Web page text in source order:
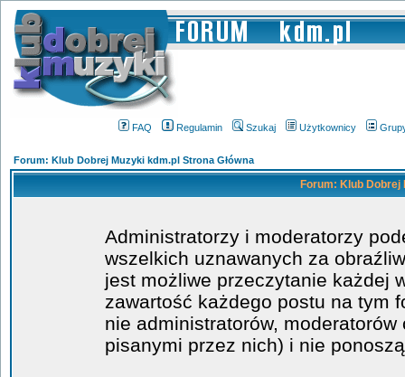
FAQ Regulamin Szukaj Użytkownicy
Forum: Klub Dobrej Muzyki kdm.pl Strona Główna
Forum: Klub
Administratorzy i moderatorzy
wszelkich uznawanych za
jest możliwe przeczytanie każdej
zawartość każdego postu na tym
nie administratorów,
pisanymi przez nich) i nie